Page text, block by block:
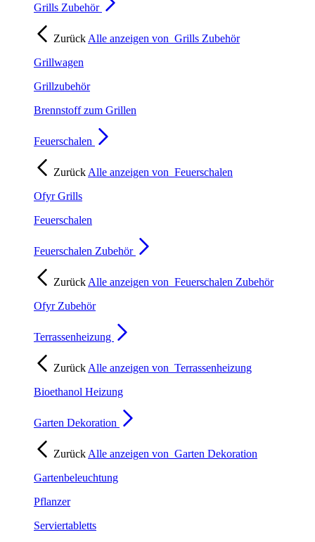
Grills Zubehör
Zurück Alle anzeigen von Grills Zubehör
Grillwagen
Grillzubehör
Brennstoff zum Grillen
Feuerschalen
Zurück Alle anzeigen von Feuerschalen
Ofyr Grills
Feuerschalen
Feuerschalen Zubehör
Zurück Alle anzeigen von Feuerschalen Zubehör
Ofyr Zubehör
Terrassenheizung
Zurück Alle anzeigen von Terrassenheizung
Bioethanol Heizung
Garten Dekoration
Zurück Alle anzeigen von Garten Dekoration
Gartenbeleuchtung
Pflanzer
Serviertabletts